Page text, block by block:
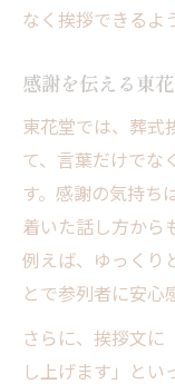
なく挨拶できるよ
感謝を伝える東
東花堂では、葬式
て、言葉だけでな
す。感謝の気持ち
着いた話し方から
例えば、ゆっくり
とで参列者に安心
さらに、挨拶文に
し上げます」とい